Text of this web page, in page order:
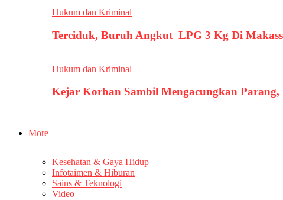
Hukum dan Kriminal
Terciduk, Buruh Angkut LPG 3 Kg Di
Hukum dan Kriminal
Kejar Korban Sambil Mengacungkan
More
Kesehatan & Gaya Hidup
Infotaimen & Hiburan
Sains & Teknologi
Video